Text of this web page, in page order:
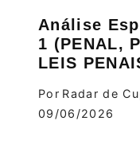
Análise
1 (PENAL,
LEIS
Por Radar de
09/06/2026